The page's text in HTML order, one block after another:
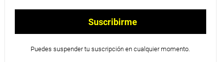
Puedes suspender tu suscripción en cualquier momento.